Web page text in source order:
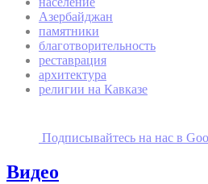
Азербайджан
памятники
благотворительность
реставрация
архитектура
религии на Кавказе
Подписывайтесь на наc в
Видео